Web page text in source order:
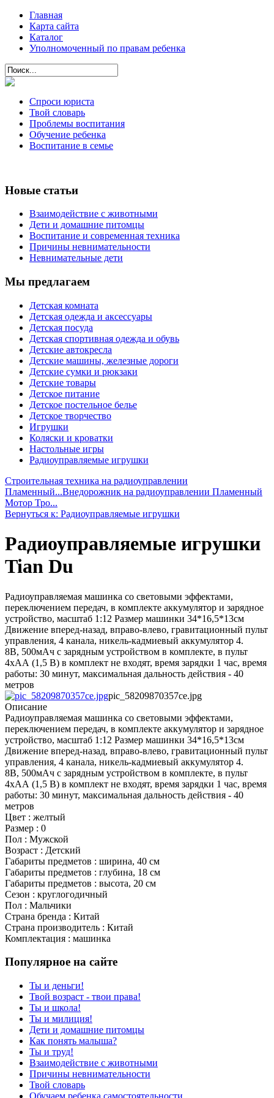
Главная
Карта сайта
Каталог
Уполномоченный по правам ребенка
Спроси юриста
Твой словарь
Проблемы воспитания
Обучение ребенка
Воспитание в семье
Новые статьи
Взаимодействие с животными
Дети и домашние питомцы
Воспитание и современная техника
Причины невнимательности
Невнимательные дети
Мы предлагаем
Детская комната
Детская одежда и аксессуары
Детская посуда
Детская спортивная одежда и обувь
Детские автокресла
Детские машины, железные дороги
Детские сумки и рюкзаки
Детские товары
Детское питание
Детское постельное белье
Детское творчество
Игрушки
Коляски и кроватки
Настольные игры
Радиоуправляемые игрушки
Строительная техника на радиоуправлении
Пламенный...Внедорожник на радиоуправлении Пламенный
Мотор Тро...
Вернуться к: Радиоуправляемые игрушки
Радиоуправляемые игрушки
Tian Du
Радиоуправляемая машинка со световыми эффектами,
переключением передач, в комплекте аккумулятор и зарядное
устройство, масштаб 1:12 Размер машинки 34*16,5*13см
Движение вперед-назад, вправо-влево, гравитационный пульт
управления, 4 канала, никель-кадмиевый аккумулятор 4.
8В, 500мАч с зарядным устройством в комплекте, в пульт
4хАА (1,5 В) в комплект не входят, время зарядки 1 час, время
работы: 30 минут, максимальная дальность действия - 40
метров
pic_58209870357ce.jpg
Описание
Радиоуправляемая машинка со световыми эффектами,
переключением передач, в комплекте аккумулятор и зарядное
устройство, масштаб 1:12 Размер машинки 34*16,5*13см
Движение вперед-назад, вправо-влево, гравитационный пульт
управления, 4 канала, никель-кадмиевый аккумулятор 4.
8В, 500мАч с зарядным устройством в комплекте, в пульт
4хАА (1,5 В) в комплект не входят, время зарядки 1 час, время
работы: 30 минут, максимальная дальность действия - 40
метров
Цвет : желтый
Размер : 0
Пол : Мужской
Возраст : Детский
Габариты предметов : ширина, 40 см
Габариты предметов : глубина, 18 см
Габариты предметов : высота, 20 см
Сезон : круглогодичный
Пол : Мальчики
Страна бренда : Китай
Страна производитель : Китай
Комплектация : машинка
Популярное на сайте
Ты и деньги!
Твой возраст - твои права!
Ты и школа!
Ты и милиция!
Дети и домашние питомцы
Как понять малыша?
Ты и труд!
Взаимодействие с животными
Причины невнимательности
Твой словарь